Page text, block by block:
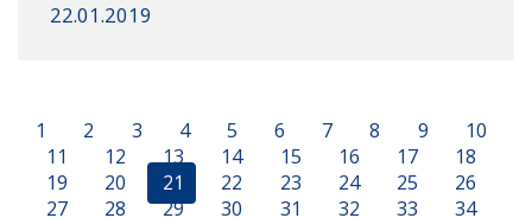
22.01.2019
1 2 3 4 5 6 7 8 9
10
11
12 13 14 15 16 17
18
19
20 21 22 23 24 25
26
27
28 29 30 31 32 33
34